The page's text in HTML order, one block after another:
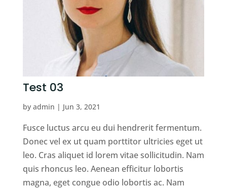
Test 03
by admin | Jun 3, 2021
Fusce luctus arcu eu dui hendrerit fermentum.
Donec vel ex ut quam porttitor ultricies eget ut
leo. Cras aliquet id lorem vitae sollicitudin. Nam
quis rhoncus leo. Aenean efficitur lobortis
magna, eget congue odio lobortis ac. Nam